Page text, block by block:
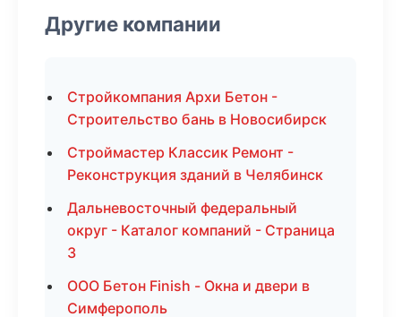
Другие компании
Стройкомпания Архи Бетон -
Строительство бань в Новосибирск
Строймастер Классик Ремонт -
Реконструкция зданий в Челябинск
Дальневосточный федеральный
округ - Каталог компаний - Страница
3
ООО Бетон Finish - Окна и двери в
Симферополь